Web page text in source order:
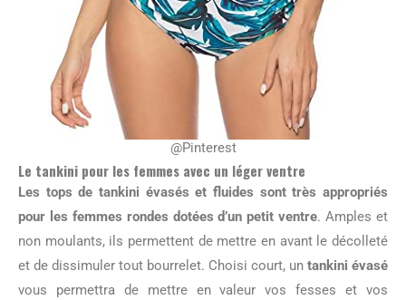
@Pinterest
Le tankini pour les femmes avec un léger ventre
Les tops de tankini évasés et fluides sont très appropriés
pour les femmes rondes dotées d’un petit ventre. Amples et
non moulants, ils permettent de mettre en avant le décolleté
et de dissimuler tout bourrelet. Choisi court, un tankini évasé
vous permettra de mettre en valeur vos fesses et vos